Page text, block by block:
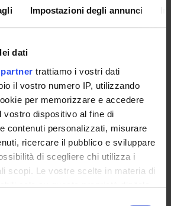
Impostazioni degli annunci
dati
trattiamo i vostri dati
il vostro numero IP, utilizzando
per memorizzare e accedere
vostro dispositivo al fine di
contenuti personalizzati, misurare
ricercare il pubblico e sviluppare
di scegliere chi utilizza i
scopi. Le vostre scelte in materia di
solo su questa proprietà digitale
AND POSTGRADUATE